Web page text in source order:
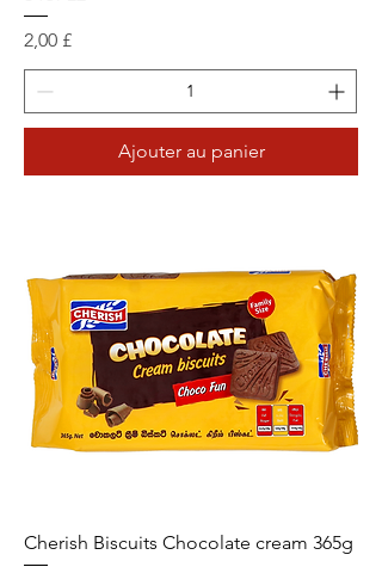
Prix
2,00 £
Ajouter au panier
Cherish Biscuits Chocolate cream 365g